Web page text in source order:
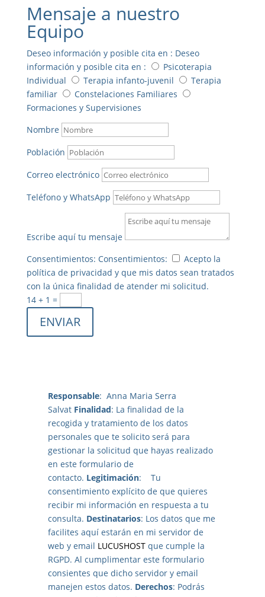
Mensaje a nuestro
Equipo
Deseo información y posible cita en : Deseo
información y posible cita en :
Psicoterapia
Individual
Terapia infanto-juvenil
Terapia
familiar
Constelaciones Familiares
Formaciones y Supervisiones
Nombre
Población
Correo electrónico
Teléfono y WhatsApp
Escribe aquí tu mensaje
Consentimientos: Consentimientos:
Acepto la
política de privacidad y que mis datos sean tratados
con la única finalidad de atender mi solicitud.
14 + 1 =
ENVIAR
Responsable: Anna Maria Serra
Salvat Finalidad: La finalidad de la
recogida y tratamiento de los datos
personales que te solicito será para
gestionar la solicitud que hayas realizado
en este formulario de
contacto. Legitimación: Tu
consentimiento explícito de que quieres
recibir mi información en respuesta a tu
consulta. Destinatarios: Los datos que me
facilites aquí estarán en mi servidor de
web y email LUCUSHOSTque cumple la
RGPD. Al cumplimentar este formulario
consientes que dicho servidor y email
manejen estos datos. Derechos: Podrás